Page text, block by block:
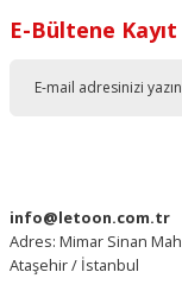
E-Bültene
info@letoon.com.tr
Adres: Mimar Sinan
Ataşehir / İstanbul